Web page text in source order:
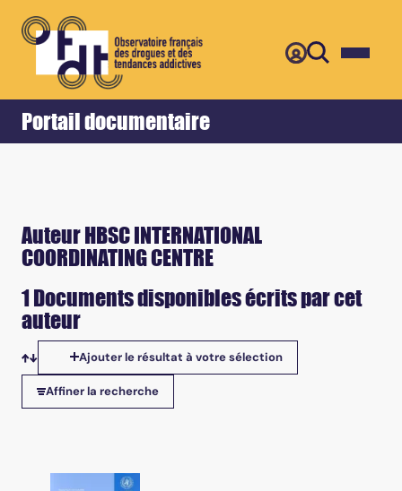
Portail documentaire
Accueil Retour
Auteur HBSC INTERNATIONAL
COORDINATING CENTRE
1 Documents disponibles écrits par cet
auteur
Tris disponibles
Ajouter le résultat à votre sélection
Affiner la recherche